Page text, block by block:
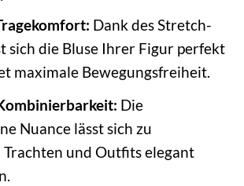
Dank des Stretch-
sich die Bluse Ihrer Figur perfekt
maximale Bewegungsfreiheit.
Die
Nuance lässt sich zu
und Outfits elegant